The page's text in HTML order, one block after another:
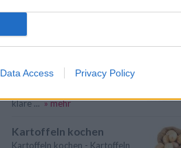
Data Access Privacy Policy
Karfiol kochen - Hier gibt es
Thema: Wie ...
Suppen kochen
Suppen kochen - so gelingt es.
klare ... » mehr
Kartoffeln kochen
Kartoffeln kochen - Kartoffeln